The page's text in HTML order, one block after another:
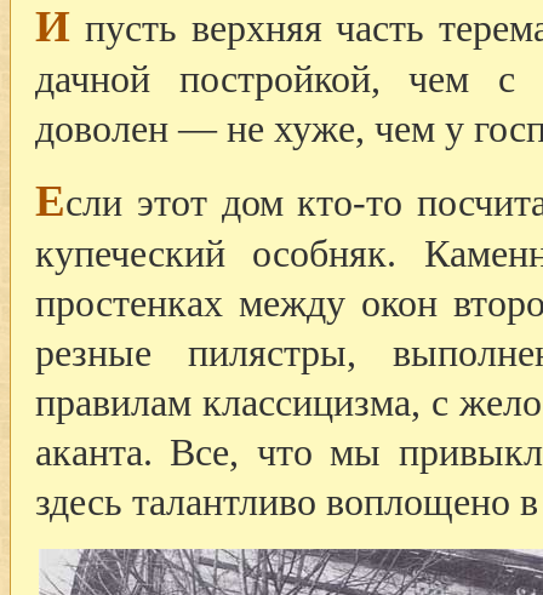
И пусть верхняя часть
дачной постройкой, чем с
доволен — не хуже, чем у
Если этот дом кто-то
купеческий особняк.
простенках между окон
резные пилястры,
правилам классицизма, с
аканта. Все, что мы
здесь талантливо воплощено